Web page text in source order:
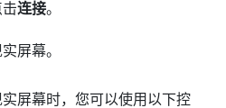
连接。
屏幕。
屏幕时，您可以使用以下控